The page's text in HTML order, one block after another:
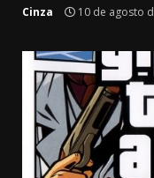
Cinza 10 de agosto